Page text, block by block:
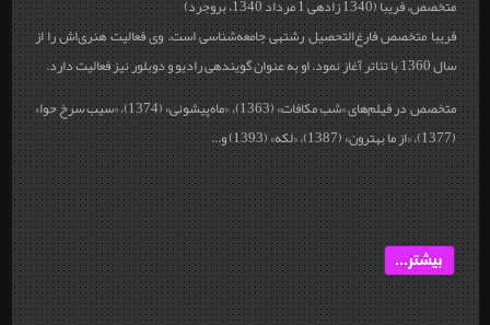
متخصص، فریبا (1340 زاده‎ی 1 مرداد 1340، بروجرد)
فریبا متخصص فارغ‌التحصیل رشته‎ی جامعه‌شناسی است. وی فعالیت هنری‌اش را از
سال 1360 با تئاتر آغاز نمود. او به عنوان گوینده‎ی رادیو و دوبلور نیز فعالیت دارد.
متخصص در فیلم‌های «شب مکافات» (1363)، «ماه‌پیشونی» (1374)، «سیب سرخ حوا»
(1377)، «از ما بهترون» (1387)، «لکه» (1393) و...
بیشتر...